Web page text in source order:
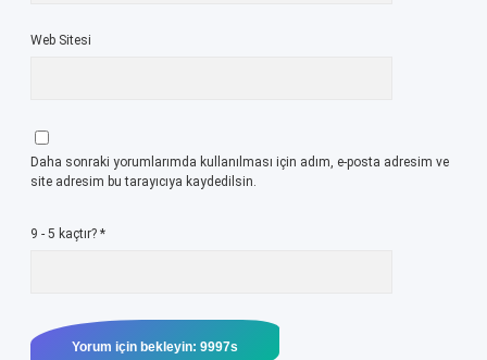
Web Sitesi
Daha sonraki yorumlarımda kullanılması için adım, e-posta adresim ve
site adresim bu tarayıcıya kaydedilsin.
9 - 5 kaçtır? *